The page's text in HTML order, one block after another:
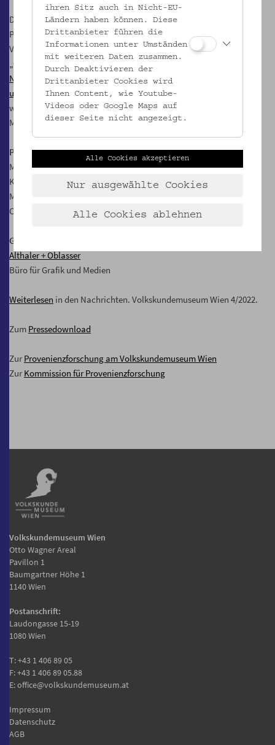
Die virtuelle Galerie ist Teil eines umfangreicheren Projekts zur NS-
Provenienzforschung und Restitutionspraxis am
Volkskundemuseum Wien. Im Zentrum steht die Ausstellung
„Gesammelt um jeden Preis! Warum Objekte durch den
Nationalsozialismus ins Museum kamen und wie wir damit
umgehen“, die am 21. April 2023 eröffnen wird. Die virtuelle Galerie
wird in der Ausstellung integriert sein und dort durch eine eigene
Medienstation in Erscheinung treten.
Projektteam
Maria Raid
Kathrin Pallestrang
Magdalena Puchberger
Claudia Spring
Grafik und Technik
Althaler + Oblasser
Büro für Grafik und Medien
Weiterlesen in den Nachrichten. Volkskundemuseum Wien 4/2022.
Zum Pressedownload
Zur Provenienzforschung am Volkskundemuseum Wien
Zur Kommission für Provenienzforschung
Volkskundemuseum Wien
Otto Wagner Areal
Pavillon 1
Baumgartner Höhe 1
1140 Wien
Postanschrift:
Laudongasse 15-19
1080 Wien
T:+43 1 406 89 05
F: +43 1 406 89 05.88
E:office@volkskundemuseum.at
Impressum
Datenschutz
AGB
ihren Sitz auch in Nicht-EU-
Ländern haben können. Diese
Drittanbieter führen die
Informationen unter Umständen
mit weiteren Daten zusammen.
Durch Deaktivieren der
Drittanbieter Cookies wird
Ihnen Content, wie Youtube-
Videos oder Google Maps auf
dieser Seite nicht angezeigt.
Alle Cookies akzeptieren
Nur ausgewählte Cookies
Alle Cookies ablehnen